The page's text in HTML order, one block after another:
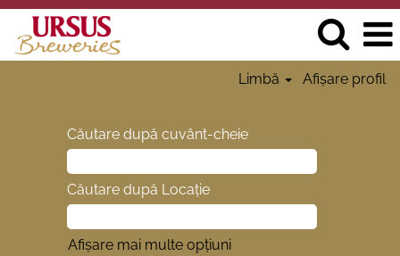
Limbă Afișare profil
Căutare după cuvânt-cheie
Căutare după Locație
Afișare mai multe opțiuni